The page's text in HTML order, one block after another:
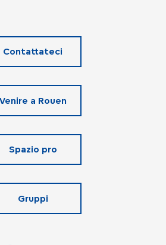
Contattateci
Venire a Rouen
Spazio pro
Gruppi